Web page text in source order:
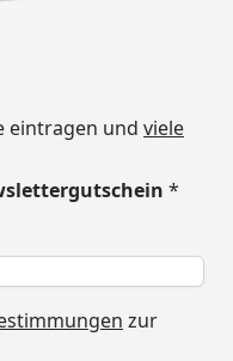
eintragen und viele
*
zur